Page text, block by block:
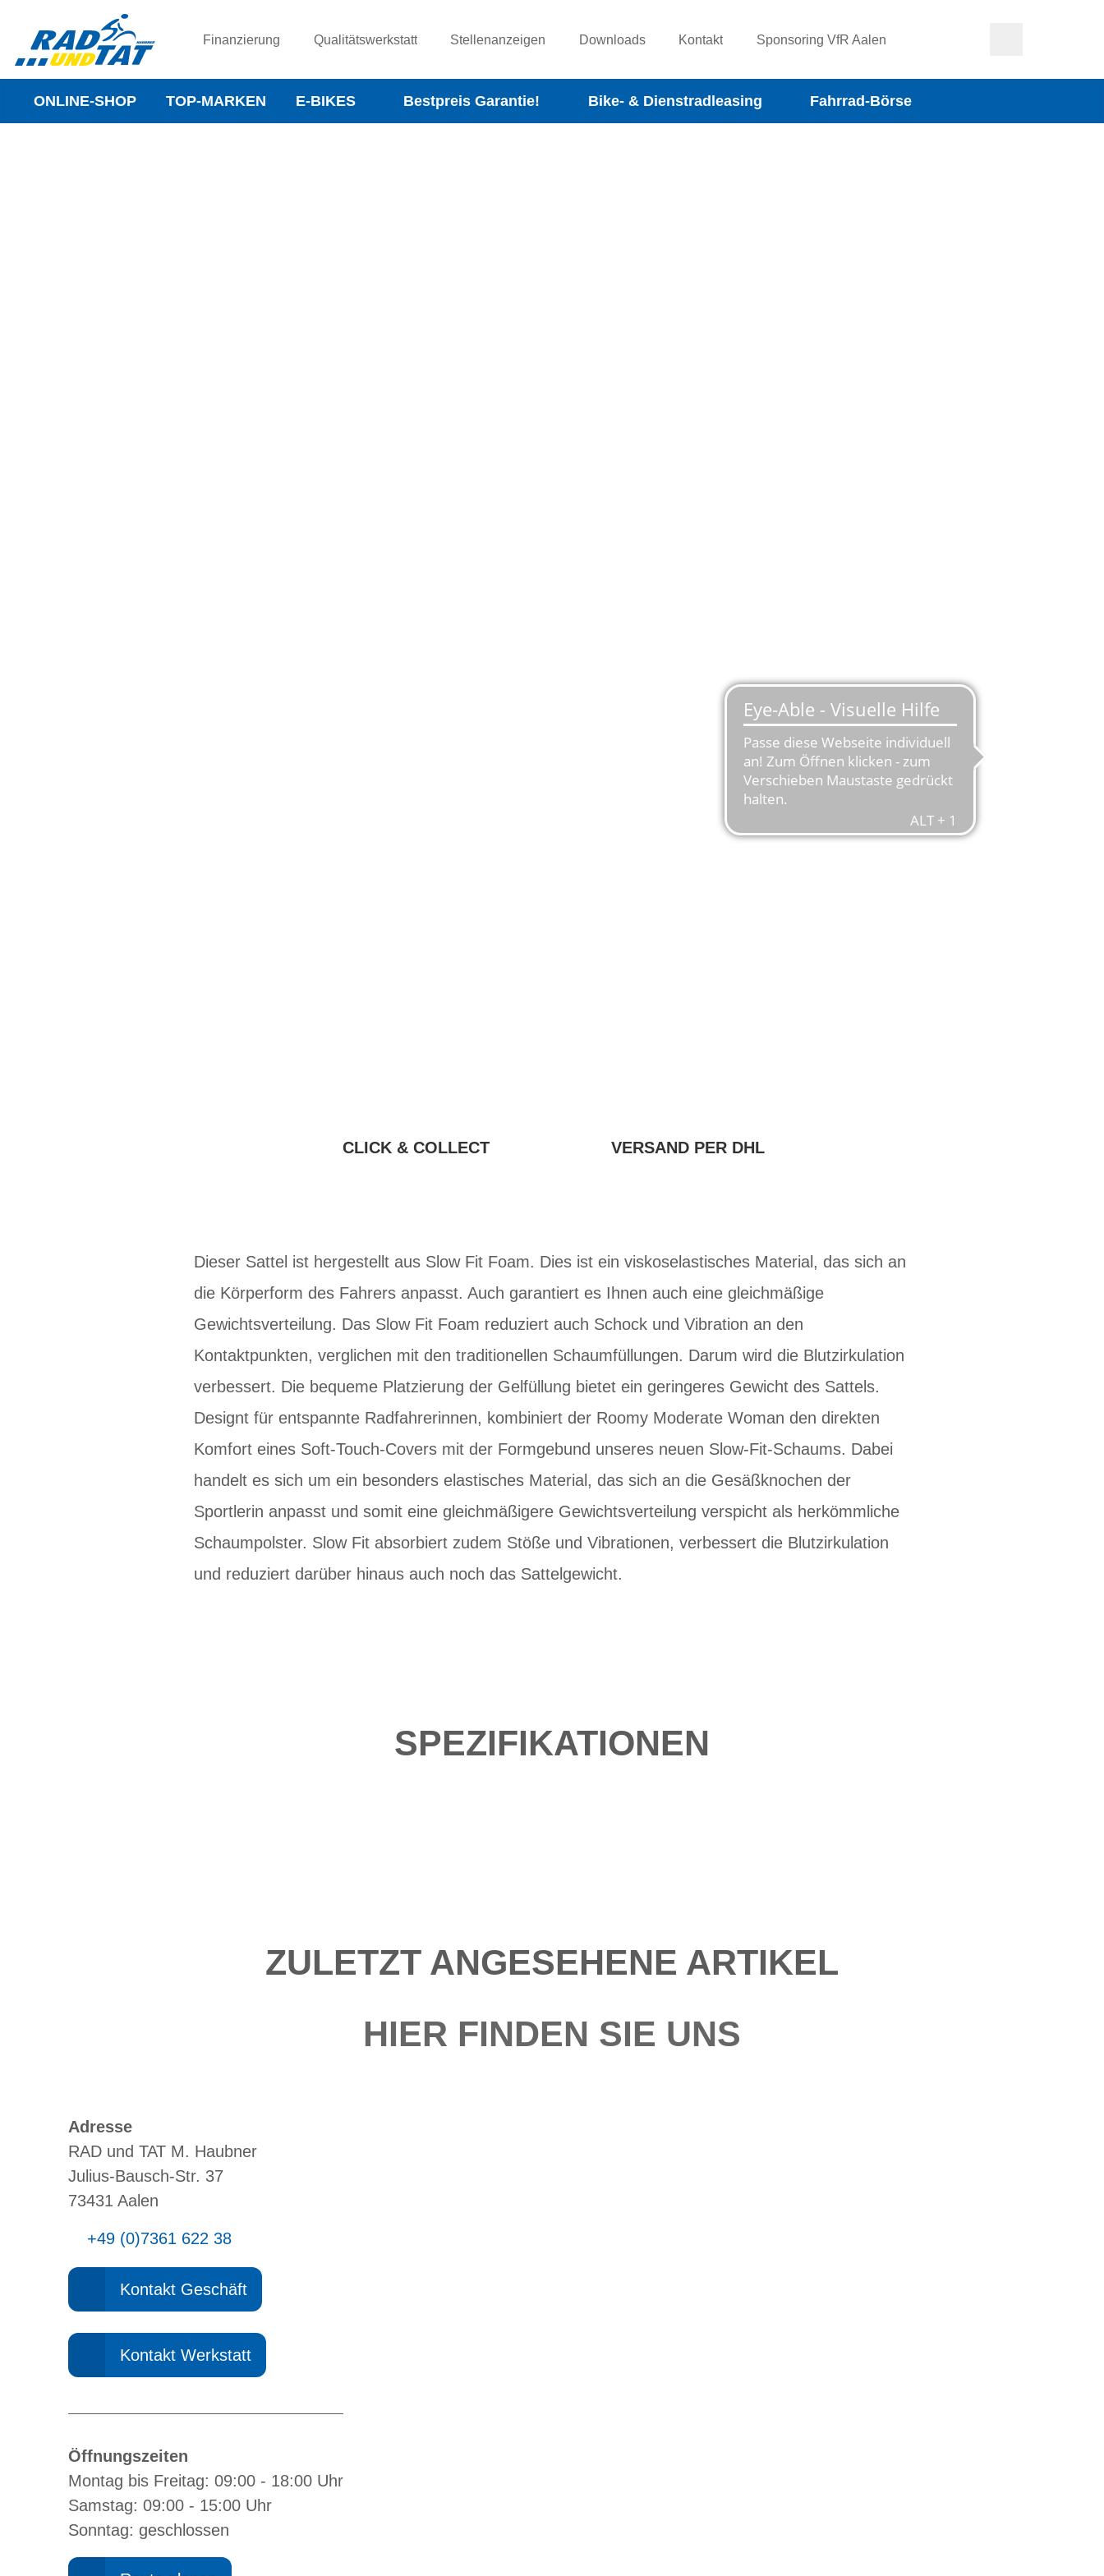
Finanzierung Qualitätswerkstatt Stellenanzeigen Downloads Kontakt Sponsoring VfR Aalen
ONLINE-SHOP TOP-MARKEN E-BIKES Bestpreis Garantie! Bike- & Dienstradleasing Fahrrad-Börse
CLICK & COLLECT VERSAND PER DHL
Dieser Sattel ist hergestellt aus Slow Fit Foam. Dies ist ein viskoselastisches Material, das sich an
die Körperform des Fahrers anpasst. Auch garantiert es Ihnen auch eine gleichmäßige
Gewichtsverteilung. Das Slow Fit Foam reduziert auch Schock und Vibration an den
Kontaktpunkten, verglichen mit den traditionellen Schaumfüllungen. Darum wird die Blutzirkulation
verbessert. Die bequeme Platzierung der Gelfüllung bietet ein geringeres Gewicht des Sattels.
Designt für entspannte Radfahrerinnen, kombiniert der Roomy Moderate Woman den direkten
Komfort eines Soft-Touch-Covers mit der Formgebund unseres neuen Slow-Fit-Schaums. Dabei
handelt es sich um ein besonders elastisches Material, das sich an die Gesäßknochen der
Sportlerin anpasst und somit eine gleichmäßigere Gewichtsverteilung verspicht als herkömmliche
Schaumpolster. Slow Fit absorbiert zudem Stöße und Vibrationen, verbessert die Blutzirkulation
und reduziert darüber hinaus auch noch das Sattelgewicht.
SPEZIFIKATIONEN
ZULETZT ANGESEHENE ARTIKEL
HIER FINDEN SIE UNS
Adresse
RAD und TAT M. Haubner
Julius-Bausch-Str. 37
73431 Aalen
+49 (0)7361 622 38
Kontakt Geschäft
Kontakt Werkstatt
Öffnungszeiten
Montag bis Freitag: 09:00 - 18:00 Uhr
Samstag: 09:00 - 15:00 Uhr
Sonntag: geschlossen